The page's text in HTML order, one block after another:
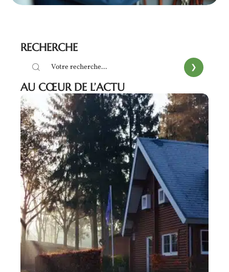
RECHERCHE
AU CŒUR DE L’ACTU